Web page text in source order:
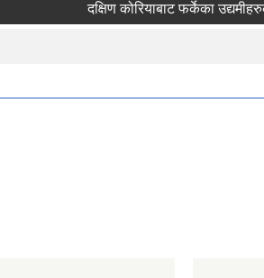
दक्षिण कोरियाबाट फर्केका